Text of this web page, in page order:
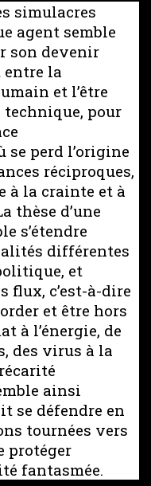
simulacres
agent semble
son devenir
la
et l’être
pour
perd l’origine
réciproques,
à la crainte et à
thèse d’une
s’étendre
différentes
et
flux, c’est-à-dire
et être hors
à l’énergie, de
des virus à la
ainsi
se défendre en
tournées vers
protéger
fantasmée.